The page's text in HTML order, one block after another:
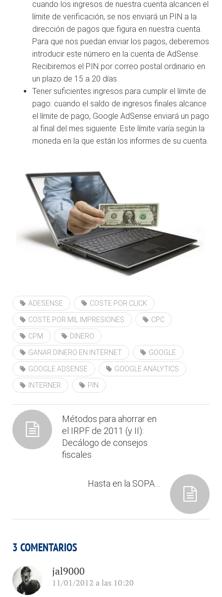
cuando los ingresos de nuestra cuenta alcancen el
límite de verificación, se nos enviará un PIN a la
dirección de pagos que figura en nuestra cuenta.
Para que nos puedan enviar los pagos, deberemos
introducir este número en la cuenta de AdSense.
Recibiremos el PIN por correo postal ordinario en
un plazo de 15 a 20 días.
Tener suficientes ingresos para cumplir el límite de
pago: cuando el saldo de ingresos finales alcance
el límite de pago, Google AdSense enviará un pago
al final del mes siguiente. Este límite varía según la
moneda en la que están los informes de su cuenta.
ADESENSE COSTE POR CLICK
COSTE POR MIL IMPRESIONES CPC
CPM DINERO
GANAR DINERO EN INTERNET GOOGLE
GOOGLE ADSENSE GOOGLE ANALYTICS
INTERNER PIN
Métodos para ahorrar en
el IRPF de 2011 (y II):
Decálogo de consejos
fiscales
Hasta en la SOPA…
3 COMENTARIOS
jal9000
11/01/2012 a las 10:20